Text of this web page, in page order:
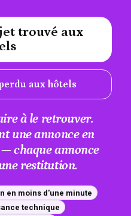
trouvé aux
aux hôtels
à le retrouver.
une annonce en
chaque annonce
restitution.
en moins d'une minute
technique